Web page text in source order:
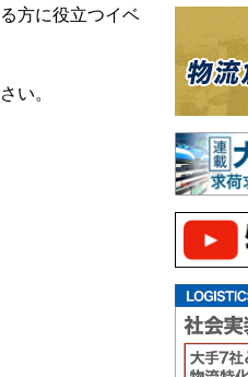
方に役立つイベ
い。